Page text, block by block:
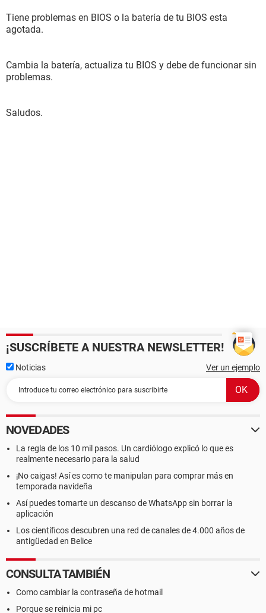
Tiene problemas en BIOS o la batería de tu BIOS esta
agotada.
Cambia la batería, actualiza tu BIOS y debe de funcionar sin
problemas.
Saludos.
¡SUSCRÍBETE A NUESTRA NEWSLETTER!
Noticias Ver un ejemplo
NOVEDADES
La regla de los 10 mil pasos. Un cardiólogo explicó lo que es
realmente necesario para la salud
¡No caigas! Así es como te manipulan para comprar más en
temporada navideña
Así puedes tomarte un descanso de WhatsApp sin borrar la
aplicación
Los científicos descubren una red de canales de 4.000 años de
antigüedad en Belice
CONSULTA TAMBIÉN
Como cambiar la contraseña de hotmail
Porque se reinicia mi pc